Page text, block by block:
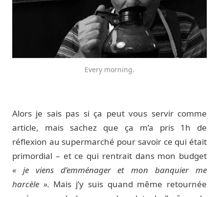
Every morning.
Alors je sais pas si ça peut vous servir comme
article, mais sachez que ça m’a pris 1h de
réflexion au supermarché pour savoir ce qui était
primordial – et ce qui rentrait dans mon budget
« je viens d’emménager et mon banquier me
harcèle ». Mais j’y suis quand même retournée